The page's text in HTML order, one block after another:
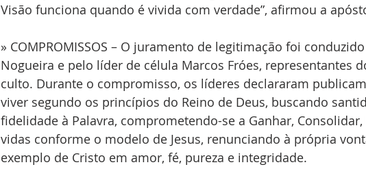
Visão funciona quando é vivida com verdade”, afirmou a
» COMPROMISSOS – O juramento de legitimação foi
Nogueira e pelo líder de célula Marcos Fróes, representantes
culto. Durante o compromisso, os líderes declararam
viver segundo os princípios do Reino de Deus, buscando
fidelidade à Palavra, comprometendo-se a Ganhar,
vidas conforme o modelo de Jesus, renunciando à própria
exemplo de Cristo em amor, fé, pureza e integridade.